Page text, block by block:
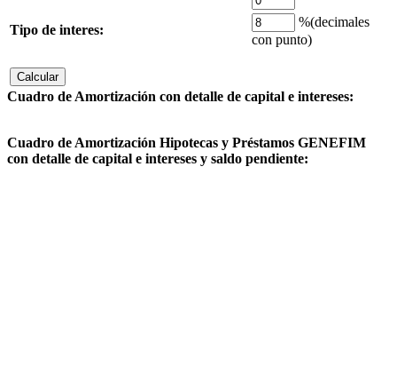
Tipo de interes:
%(decimales
con punto)
Cuadro de Amortización con detalle de capital e intereses:
Cuadro de Amortización Hipotecas y Préstamos GENEFIM
con detalle de capital e intereses y saldo pendiente: